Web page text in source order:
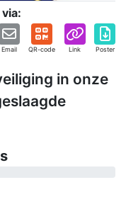
Email QR-code Link Poster
in onze